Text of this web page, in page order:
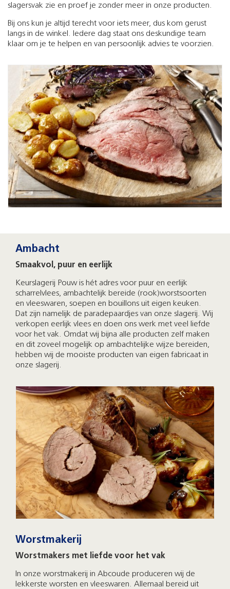
slagersvak zie en proef je zonder meer in onze producten.
Bij ons kun je altijd terecht voor iets meer, dus kom gerust
langs in de winkel. Iedere dag staat ons deskundige team
klaar om je te helpen en van persoonlijk advies te voorzien.
Ambacht
Smaakvol, puur en eerlijk
Keurslagerij Pouw is hét adres voor puur en eerlijk
scharrelvlees, ambachtelijk bereide (rook)worstsoorten
en vleeswaren, soepen en bouillons uit eigen keuken.
Dat zijn namelijk de paradepaardjes van onze slagerij. Wij
verkopen eerlijk vlees en doen ons werk met veel liefde
voor het vak. Omdat wij bijna alle producten zelf maken
en dit zoveel mogelijk op ambachtelijke wijze bereiden,
hebben wij de mooiste producten van eigen fabricaat in
onze slagerij.
Worstmakerij
Worstmakers met liefde voor het vak
In onze worstmakerij in Abcoude produceren wij de
lekkerste worsten en vleeswaren. Allemaal bereid uit